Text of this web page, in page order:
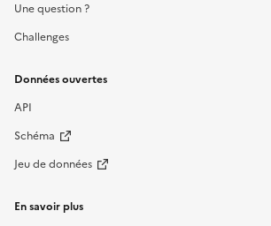
Une question ?
Challenges
Données ouvertes
API
Schéma
Jeu de données
En savoir plus